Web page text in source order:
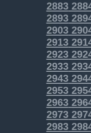
2883
2893
2903
2913
2923
2933
2943
2953
2963
2973
2983